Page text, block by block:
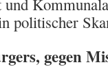
politischer
gegen